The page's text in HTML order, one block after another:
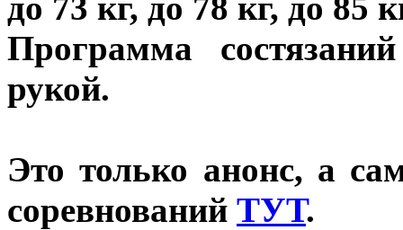
Программа
рукой.
Это только анонс, а
соревнований ТУТ.